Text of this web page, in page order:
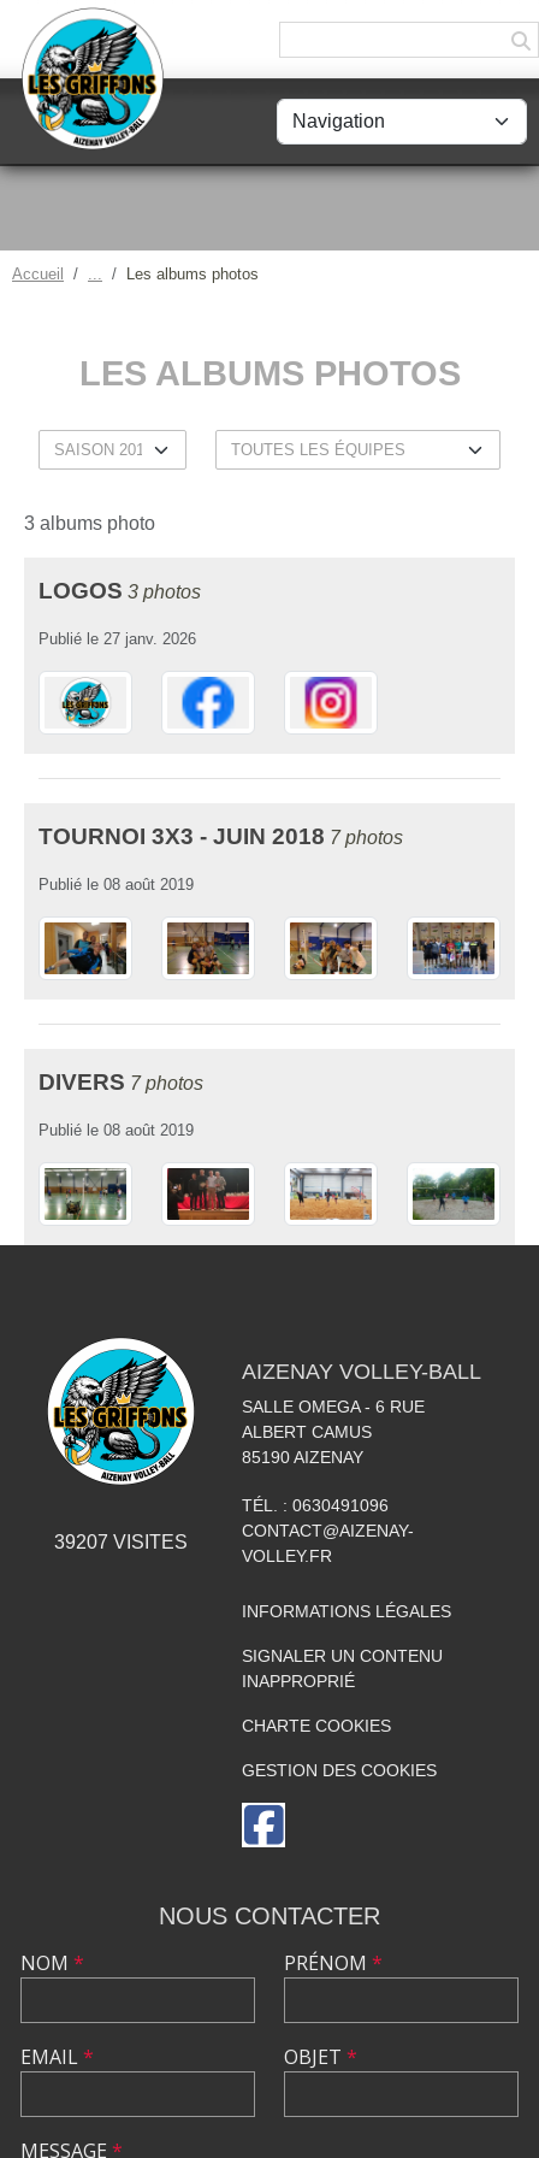
Accueil Les albums photos
LES ALBUMS PHOTOS
3 albums photo
LOGOS 3 photos
Publié le 27 janv. 2026
TOURNOI 3X3 - JUIN 2018 7 photos
Publié le 08 août 2019
DIVERS 7 photos
Publié le 08 août 2019
39207 VISITES
AIZENAY VOLLEY-BALL
SALLE OMEGA - 6 RUE
ALBERT CAMUS
85190 AIZENAY
TÉL. : 0630491096
CONTACT@AIZENAY-
VOLLEY.FR
INFORMATIONS LÉGALES
SIGNALER UN CONTENU
INAPPROPRIÉ
CHARTE COOKIES
GESTION DES COOKIES
NOUS CONTACTER
NOM *
EMAIL*
PRÉNOM *
OBJET *
MESSAGE *
Panneau de gestion des cookies